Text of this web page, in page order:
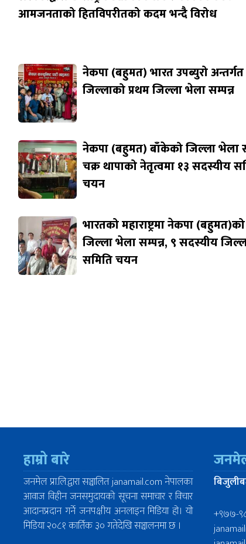
आमजनताको हितविपरीतको कदम भन्दै विरोध
नेकपा (बहुमत) भारत उपब्युरो अन्तर्गत
जिल्लाको प्रथम जिल्ला भेला सम्पन्न
नेकपा (बहुमत) बाँकेको जिल्ला भेला
चक्र थापाको नेतृत्वमा १३ सदस्यीय
चयन
भारतको महाराष्ट्रमा नेकपा (बहुमत)को
जिल्ला भेला सम्पन्न, ९ सदस्यीय
समिति चयन
हाम्रो बारे
जनमेल प्रा.लि.द्वारा सञ्चालित janamail.com नेपालका
आवाज विहीन जनसमुदायको सूचना समाचार र विचार
आदानप्रदान गर्ने जनपक्षीय अनलाइन मिडिया हो। यो
मिडिया २०८१ कार्तिक ३० गतेदेखि सञ्चालनमा छ ।
+९७७-